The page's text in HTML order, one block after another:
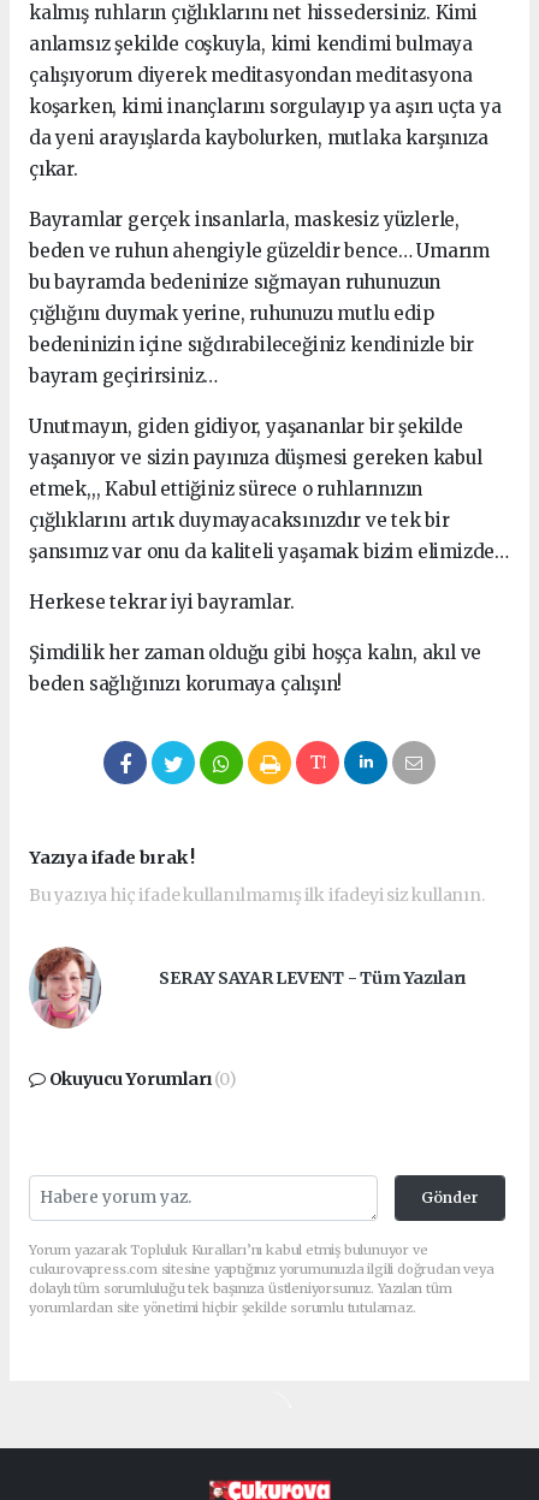
kalmış ruhların çığlıklarını net hissedersiniz. Kimi
anlamsız şekilde coşkuyla, kimi kendimi bulmaya
çalışıyorum diyerek meditasyondan meditasyona
koşarken, kimi inançlarını sorgulayıp ya aşırı uçta ya
da yeni arayışlarda kaybolurken, mutlaka karşınıza
çıkar.
Bayramlar gerçek insanlarla, maskesiz yüzlerle,
beden ve ruhun ahengiyle güzeldir bence… Umarım
bu bayramda bedeninize sığmayan ruhunuzun
çığlığını duymak yerine, ruhunuzu mutlu edip
bedeninizin içine sığdırabileceğiniz kendinizle bir
bayram geçirirsiniz…
Unutmayın, giden gidiyor, yaşananlar bir şekilde
yaşanıyor ve sizin payınıza düşmesi gereken kabul
etmek,,, Kabul ettiğiniz sürece o ruhlarınızın
çığlıklarını artık duymayacaksınızdır ve tek bir
şansımız var onu da kaliteli yaşamak bizim elimizde…
Herkese tekrar iyi bayramlar.
Şimdilik her zaman olduğu gibi hoşça kalın, akıl ve
beden sağlığınızı korumaya çalışın!
Yazıya ifade bırak !
Bu yazıya hiç ifade kullanılmamış ilk ifadeyi siz kullanın.
SERAY SAYAR LEVENT - Tüm Yazıları
Okuyucu Yorumları(0)
Gönder
Yorum yazarak Topluluk Kuralları’nı kabul etmiş bulunuyor ve
cukurovapress.com sitesine yaptığınız yorumunuzla ilgili doğrudan veya
dolaylı tüm sorumluluğu tek başınıza üstleniyorsunuz. Yazılan tüm
yorumlardan site yönetimi hiçbir şekilde sorumlu tutulamaz.